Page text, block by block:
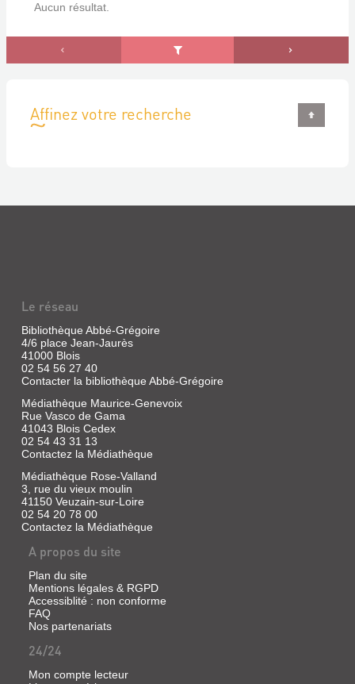
Aucun résultat.
Affinez votre recherche
Le réseau
Bibliothèque Abbé-Grégoire
4/6 place Jean-Jaurès
41000 Blois
02 54 56 27 40
Contacter la bibliothèque Abbé-Grégoire
Médiathèque Maurice-Genevoix
Rue Vasco de Gama
41043 Blois Cedex
02 54 43 31 13
Contactez la Médiathèque
Médiathèque Rose-Valland
3, rue du vieux moulin
41150 Veuzain-sur-Loire
02 54 20 78 00
Contactez la Médiathèque
A propos du site
Plan du site
Mentions légales & RGPD
Accessiblité : non conforme
FAQ
Nos partenariats
24/24
Mon compte lecteur